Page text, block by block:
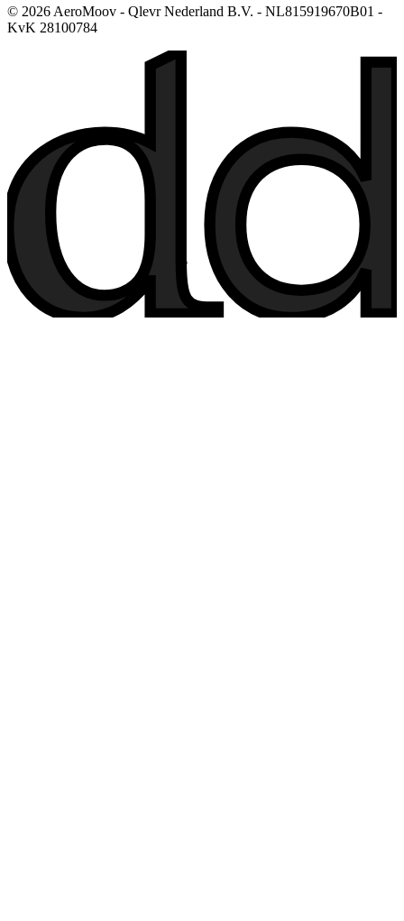
© 2026 AeroMoov - Qlevr Nederland B.V. - NL815919670B01 -
KvK 28100784